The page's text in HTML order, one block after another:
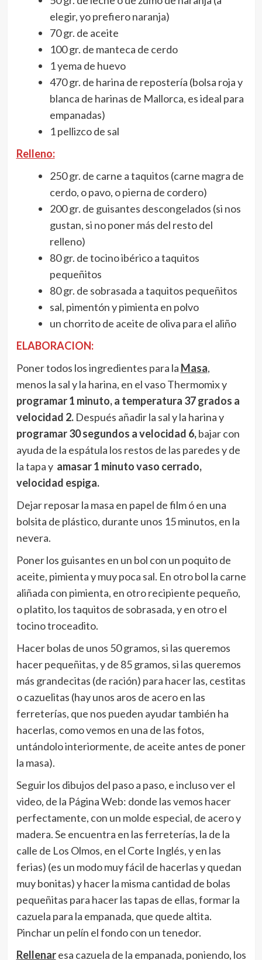
elegir, yo prefiero naranja)
70 gr. de aceite
100 gr. de manteca de cerdo
1 yema de huevo
470 gr. de harina de repostería (bolsa roja y
blanca de harinas de Mallorca, es ideal para
empanadas)
1 pellizco de sal
Relleno:
250 gr. de carne a taquitos (carne magra de
cerdo, o pavo, o pierna de cordero)
200 gr. de guisantes descongelados (si nos
gustan, si no poner más del resto del
relleno)
80 gr. de tocino ibérico a taquitos
pequeñitos
80 gr. de sobrasada a taquitos pequeñitos
sal, pimentón y pimienta en polvo
un chorrito de aceite de oliva para el aliño
ELABORACION:
Poner todos los ingredientes para la Masa,
menos la sal y la harina, en el vaso Thermomix y
programar 1 minuto, a temperatura 37 grados a
velocidad 2. Después añadir la sal y la harina y
programar 30 segundos a velocidad 6,bajar con
ayuda de la espátula los restos de las paredes y de
la tapa y amasar 1 minuto vaso cerrado,
velocidad espiga.
Dejar reposar la masa en papel de film ó en una
bolsita de plástico, durante unos 15 minutos, en la
nevera.
Poner los guisantes en un bol con un poquito de
aceite, pimienta y muy poca sal. En otro bol la carne
aliñada con pimienta, en otro recipiente pequeño,
o platito, los taquitos de sobrasada, y en otro el
tocino troceadito.
Hacer bolas de unos 50 gramos, si las queremos
hacer pequeñitas, y de 85 gramos, si las queremos
más grandecitas (de ración) para hacer las, cestitas
o cazuelitas (hay unos aros de acero en las
ferreterías, que nos pueden ayudar también ha
hacerlas, como vemos en una de las fotos,
untándolo interiormente, de aceite antes de poner
la masa).
Seguir los dibujos del paso a paso, e incluso ver el
video, de la Página Web: donde las vemos hacer
perfectamente, con un molde especial, de acero y
madera. Se encuentra en las ferreterías, la de la
calle de Los Olmos, en el Corte Inglés, y en las
ferias) (es un modo muy fácil de hacerlas y quedan
muy bonitas) y hacer la misma cantidad de bolas
pequeñitas para hacer las tapas de ellas, formar la
cazuela para la empanada, que quede altita.
Pinchar un pelín el fondo con un tenedor.
Rellenaresa cazuela de la empanada, poniendo, los